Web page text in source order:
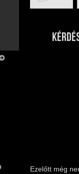
Ezelőtt még